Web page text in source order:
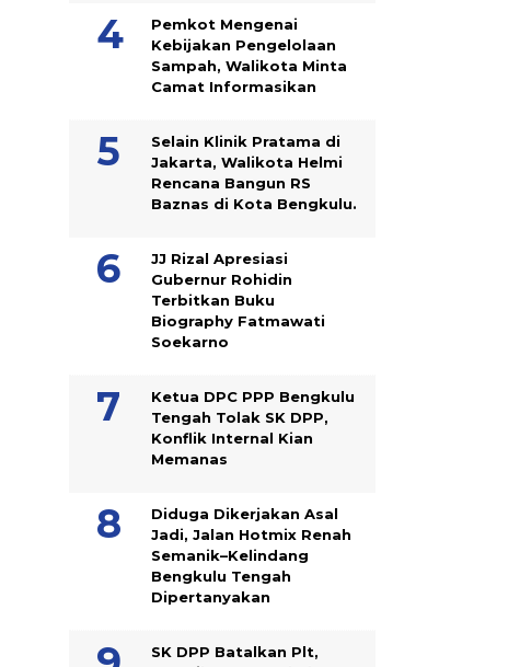
Pemkot Mengenai
Kebijakan Pengelolaan
Sampah, Walikota Minta
Camat Informasikan
Selain Klinik Pratama di
Jakarta, Walikota Helmi
Rencana Bangun RS
Baznas di Kota Bengkulu.
JJ Rizal Apresiasi
Gubernur Rohidin
Terbitkan Buku
Biography Fatmawati
Soekarno
Ketua DPC PPP Bengkulu
Tengah Tolak SK DPP,
Konflik Internal Kian
Memanas
Diduga Dikerjakan Asal
Jadi, Jalan Hotmix Renah
Semanik–Kelindang
Bengkulu Tengah
Dipertanyakan
SK DPP Batalkan Plt,